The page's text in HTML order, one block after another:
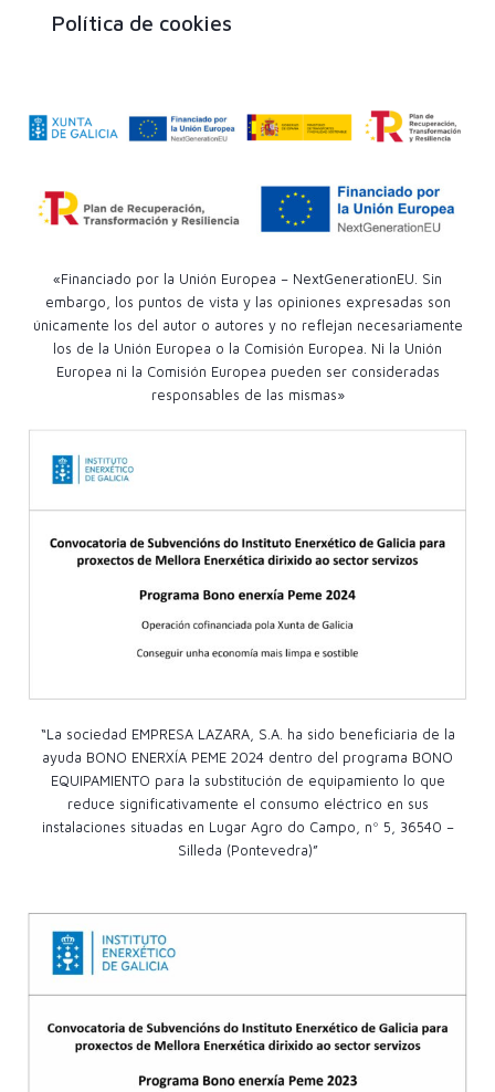
Política de cookies
«Financiado por la Unión Europea – NextGenerationEU. Sin
embargo, los puntos de vista y las opiniones expresadas son
únicamente los del autor o autores y no reflejan necesariamente
los de la Unión Europea o la Comisión Europea. Ni la Unión
Europea ni la Comisión Europea pueden ser consideradas
responsables de las mismas»
“La sociedad EMPRESA LAZARA, S.A. ha sido beneficiaria de la
ayuda BONO ENERXÍA PEME 2024 dentro del programa BONO
EQUIPAMIENTO para la substitución de equipamiento lo que
reduce significativamente el consumo eléctrico en sus
instalaciones situadas en Lugar Agro do Campo, nº 5, 36540 –
Silleda (Pontevedra)”